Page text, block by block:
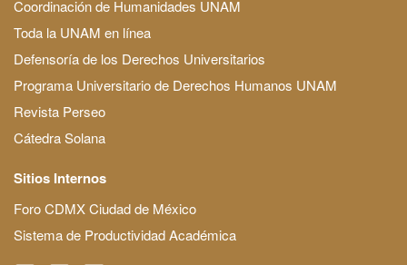
Coordinación de Humanidades UNAM
Toda la UNAM en línea
Defensoría de los Derechos Universitarios
Programa Universitario de Derechos Humanos UNAM
Revista Perseo
Cátedra Solana
Sitios Internos
Foro CDMX Ciudad de México
Sistema de Productividad Académica